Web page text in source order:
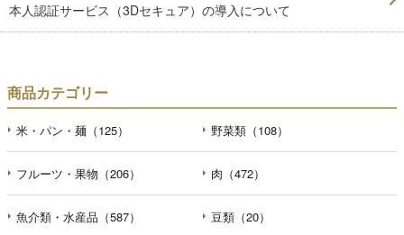
本人認証サービス（3Dセキュア）の導入について
商品カテゴリー
米・パン・麺（125） 野菜類（108）
フルーツ・果物（206） 肉（472）
魚介類・水産品（587） 豆類（20）